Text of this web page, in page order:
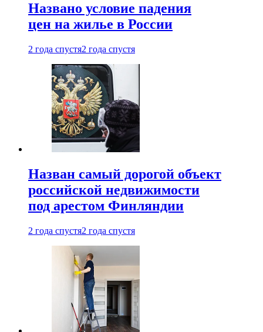
Названо условие падения
цен на жилье в России
2 года спустя2 года спустя
Назван самый дорогой объект
российской недвижимости
под арестом Финляндии
2 года спустя2 года спустя